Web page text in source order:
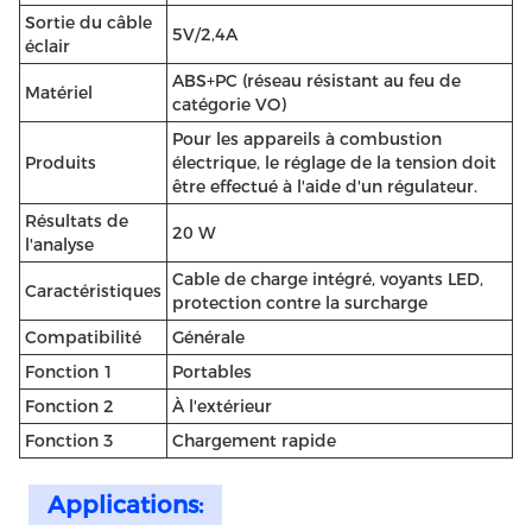
Sortie du câble
éclair
5V/2,4A
Matériel
ABS+PC (réseau résistant au feu de
catégorie VO)
Produits
Pour les appareils à combustion
électrique, le réglage de la tension doit
être effectué à l'aide d'un régulateur.
Résultats de
l'analyse
20 W
Caractéristiques
Cable de charge intégré, voyants LED,
protection contre la surcharge
Compatibilité
Générale
Fonction 1
Portables
Fonction 2
À l'extérieur
Fonction 3
Chargement rapide
Applications: